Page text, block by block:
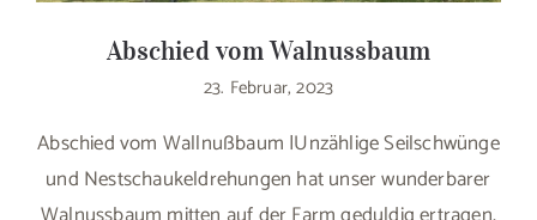
Abschied vom Walnussbaum
23. Februar, 2023
Abschied vom Wallnußbaum |Unzählige Seilschwünge
und Nestschaukeldrehungen hat unser wunderbarer